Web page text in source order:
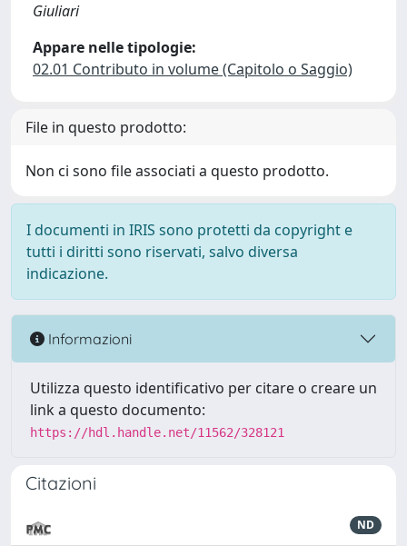
Giuliari
Appare nelle tipologie:
02.01 Contributo in volume (Capitolo o Saggio)
File in questo prodotto:
Non ci sono file associati a questo prodotto.
I documenti in IRIS sono protetti da copyright e
tutti i diritti sono riservati, salvo diversa
indicazione.
Informazioni
Utilizza questo identificativo per citare o creare un
link a questo documento:
https://hdl.handle.net/11562/328121
Citazioni
ND